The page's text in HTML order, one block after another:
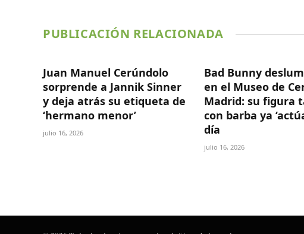
PUBLICACIÓN RELACIONADA
Juan Manuel Cerúndolo
sorprende a Jannik Sinner
y deja atrás su etiqueta de
‘hermano menor’
julio 16, 2026
Bad Bunny
en el Museo de
Madrid: su figura
con barba ya
día
julio 16, 2026